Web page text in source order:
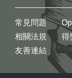
常見問題
相關法規
友善連結
得